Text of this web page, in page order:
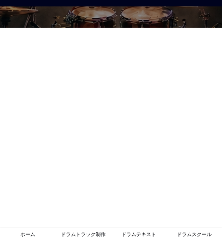
ホーム ドラムトラック制作 ドラムテキスト ドラムスクール